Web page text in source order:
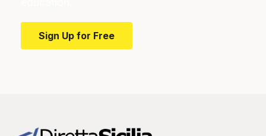
Sign Up for Free